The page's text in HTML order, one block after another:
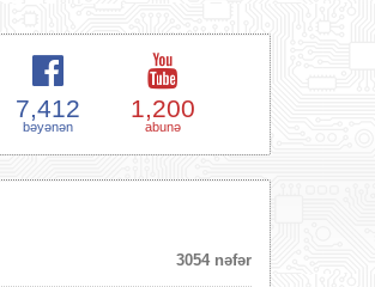
7,412
bəyənən
1,200
abunə
3054 nəfər